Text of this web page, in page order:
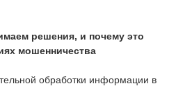
решения, и почему это
мошенничества
обработки информации в